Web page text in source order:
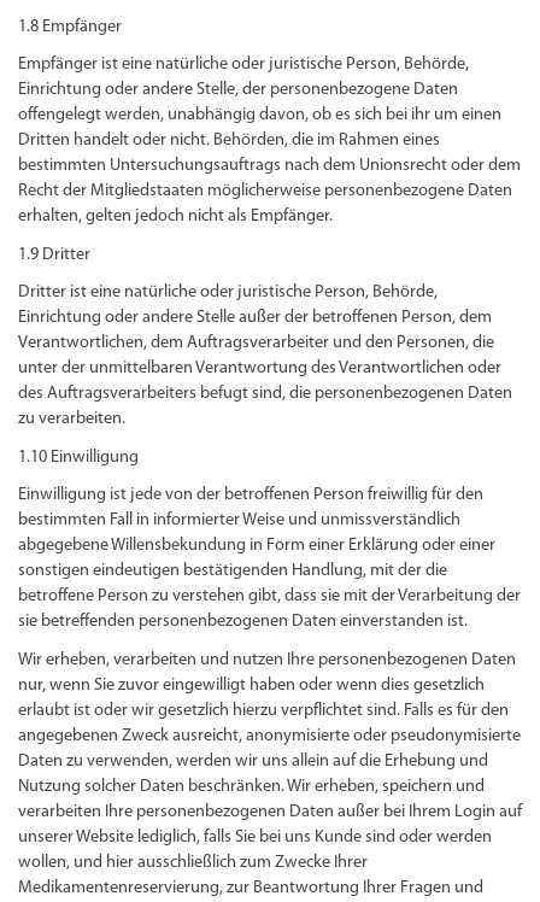
1.8 Empfänger
Empfänger ist eine natürliche oder juristische Person, Behörde,
Einrichtung oder andere Stelle, der personenbezogene Daten
offengelegt werden, unabhängig davon, ob es sich bei ihr um einen
Dritten handelt oder nicht. Behörden, die im Rahmen eines
bestimmten Untersuchungsauftrags nach dem Unionsrecht oder dem
Recht der Mitgliedstaaten möglicherweise personenbezogene Daten
erhalten, gelten jedoch nicht als Empfänger.
1.9 Dritter
Dritter ist eine natürliche oder juristische Person, Behörde,
Einrichtung oder andere Stelle außer der betroffenen Person, dem
Verantwortlichen, dem Auftragsverarbeiter und den Personen, die
unter der unmittelbaren Verantwortung des Verantwortlichen oder
des Auftragsverarbeiters befugt sind, die personenbezogenen Daten
zu verarbeiten.
1.10 Einwilligung
Einwilligung ist jede von der betroffenen Person freiwillig für den
bestimmten Fall in informierter Weise und unmissverständlich
abgegebene Willensbekundung in Form einer Erklärung oder einer
sonstigen eindeutigen bestätigenden Handlung, mit der die
betroffene Person zu verstehen gibt, dass sie mit der Verarbeitung der
sie betreffenden personenbezogenen Daten einverstanden ist.
Wir erheben, verarbeiten und nutzen Ihre personenbezogenen Daten
nur, wenn Sie zuvor eingewilligt haben oder wenn dies gesetzlich
erlaubt ist oder wir gesetzlich hierzu verpflichtet sind. Falls es für den
angegebenen Zweck ausreicht, anonymisierte oder pseudonymisierte
Daten zu verwenden, werden wir uns allein auf die Erhebung und
Nutzung solcher Daten beschränken. Wir erheben, speichern und
verarbeiten Ihre personenbezogenen Daten außer bei Ihrem Login auf
unserer Website lediglich, falls Sie bei uns Kunde sind oder werden
wollen, und hier ausschließlich zum Zwecke Ihrer
Medikamentenreservierung, zur Beantwortung Ihrer Fragen und